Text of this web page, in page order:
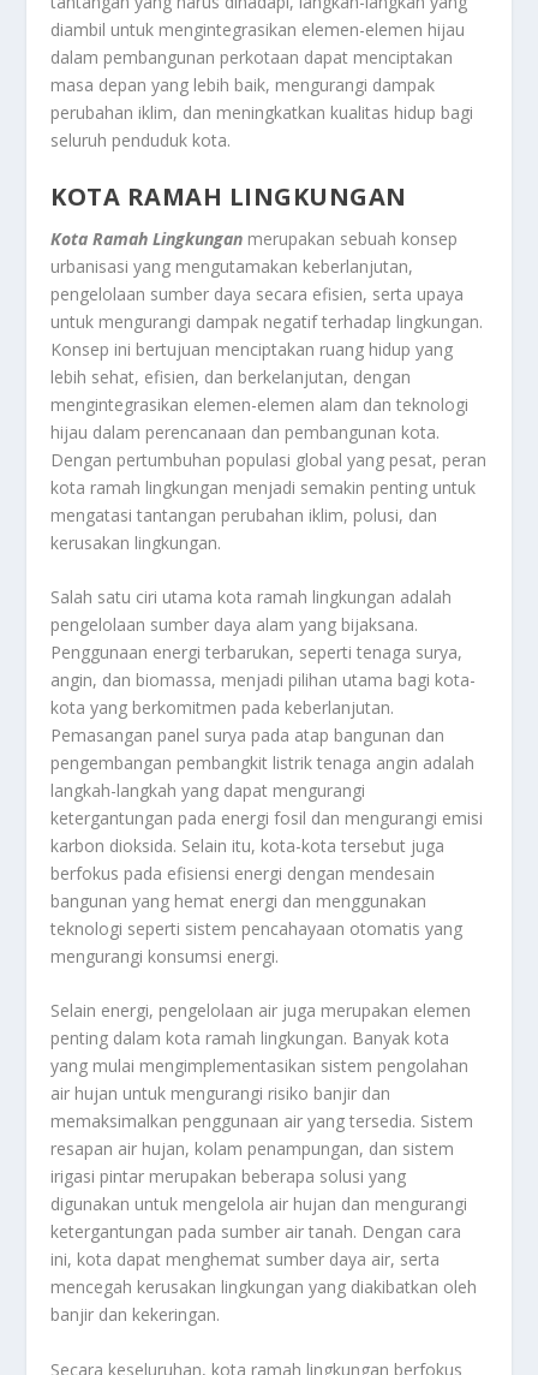
diambil untuk mengintegrasikan elemen-elemen hijau
dalam pembangunan perkotaan dapat menciptakan
masa depan yang lebih baik, mengurangi dampak
perubahan iklim, dan meningkatkan kualitas hidup bagi
seluruh penduduk kota.
KOTA RAMAH LINGKUNGAN
Kota Ramah Lingkungan merupakan sebuah konsep
urbanisasi yang mengutamakan keberlanjutan,
pengelolaan sumber daya secara efisien, serta upaya
untuk mengurangi dampak negatif terhadap lingkungan.
Konsep ini bertujuan menciptakan ruang hidup yang
lebih sehat, efisien, dan berkelanjutan, dengan
mengintegrasikan elemen-elemen alam dan teknologi
hijau dalam perencanaan dan pembangunan kota.
Dengan pertumbuhan populasi global yang pesat, peran
kota ramah lingkungan menjadi semakin penting untuk
mengatasi tantangan perubahan iklim, polusi, dan
kerusakan lingkungan.
Salah satu ciri utama kota ramah lingkungan adalah
pengelolaan sumber daya alam yang bijaksana.
Penggunaan energi terbarukan, seperti tenaga surya,
angin, dan biomassa, menjadi pilihan utama bagi kota-
kota yang berkomitmen pada keberlanjutan.
Pemasangan panel surya pada atap bangunan dan
pengembangan pembangkit listrik tenaga angin adalah
langkah-langkah yang dapat mengurangi
ketergantungan pada energi fosil dan mengurangi emisi
karbon dioksida. Selain itu, kota-kota tersebut juga
berfokus pada efisiensi energi dengan mendesain
bangunan yang hemat energi dan menggunakan
teknologi seperti sistem pencahayaan otomatis yang
mengurangi konsumsi energi.
Selain energi, pengelolaan air juga merupakan elemen
penting dalam kota ramah lingkungan. Banyak kota
yang mulai mengimplementasikan sistem pengolahan
air hujan untuk mengurangi risiko banjir dan
memaksimalkan penggunaan air yang tersedia. Sistem
resapan air hujan, kolam penampungan, dan sistem
irigasi pintar merupakan beberapa solusi yang
digunakan untuk mengelola air hujan dan mengurangi
ketergantungan pada sumber air tanah. Dengan cara
ini, kota dapat menghemat sumber daya air, serta
mencegah kerusakan lingkungan yang diakibatkan oleh
banjir dan kekeringan.
Secara keseluruhan, kota ramah lingkungan berfokus